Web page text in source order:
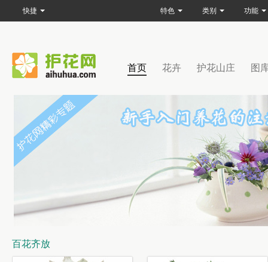
首页 花卉 护花山庄 图
百花齐放
快捷 特色 类别 功能